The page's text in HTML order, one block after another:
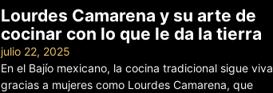
Lourdes Camarena y su arte de
cocinar con lo que le da la tierra
julio 22, 2025
En el Bajío mexicano, la cocina tradicional sigue viva
gracias a mujeres como Lourdes Camarena, que